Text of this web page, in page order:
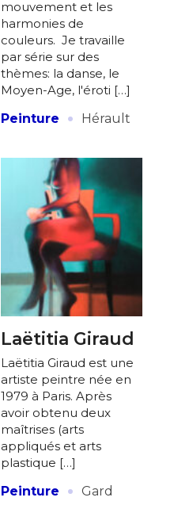
mouvement et les
harmonies de
couleurs. Je travaille
par série sur des
thèmes: la danse, le
Moyen-Age, l'éroti […]
Peinture
· Hérault
Laëtitia Giraud
Laëtitia Giraud est une
artiste peintre née en
1979 à Paris. Après
avoir obtenu deux
maîtrises (arts
appliqués et arts
plastique […]
Peinture
· Gard